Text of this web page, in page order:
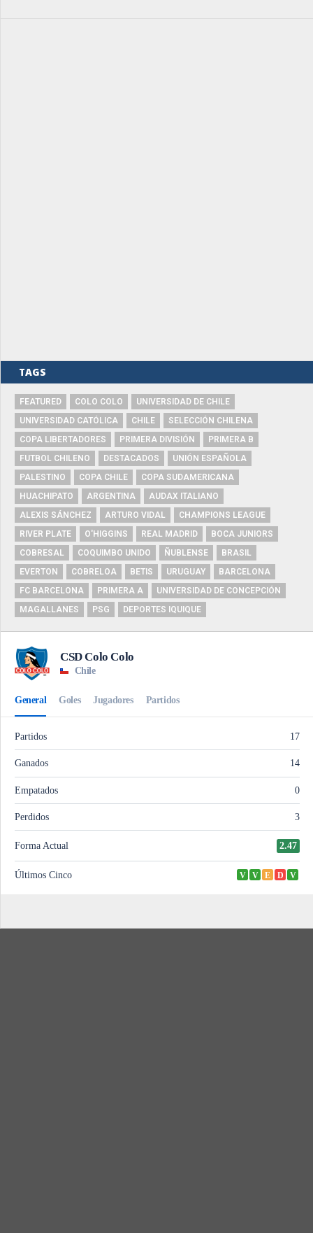
TAGS
FEATURED COLO COLO
UNIVERSIDAD DE CHILE
UNIVERSIDAD CATÓLICA
CHILE
SELECCIÓN CHILENA
COPA LIBERTADORES
PRIMERA DIVISIÓN
PRIMERA B
FUTBOL CHILENO
DESTACADOS
UNIÓN ESPAÑOLA
PALESTINO
COPA CHILE
COPA SUDAMERICANA
HUACHIPATO
ARGENTINA
AUDAX ITALIANO
ALEXIS SÁNCHEZ
ARTURO VIDAL
CHAMPIONS LEAGUE
RIVER PLATE
O'HIGGINS REAL MADRID
BOCA JUNIORS
COBRESAL
COQUIMBO UNIDO ÑUBLENSE
BRASIL
EVERTON
COBRELOA BETIS URUGUAY
BARCELONA
FC BARCELONA
PRIMERA A
UNIVERSIDAD DE CONCEPCIÓN
MAGALLANES
PSG DEPORTES IQUIQUE